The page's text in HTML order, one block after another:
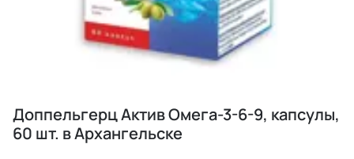
Доппельгерц Актив Омега-3-6-9, капсулы,
60 шт. в Архангельске